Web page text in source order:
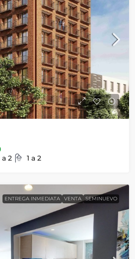
a 2 1 a 2
ENTREGA INMEDIATA VENTA SEMINUEVO